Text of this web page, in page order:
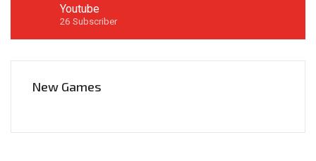
Youtube
26 Subscriber
New Games